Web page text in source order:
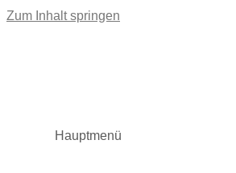
Zum Inhalt springen
Hauptmenü